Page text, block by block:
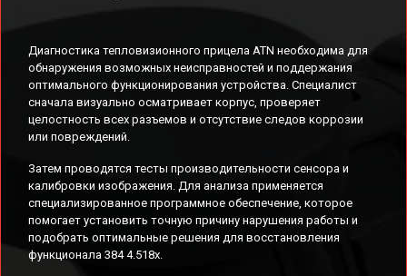
Диагностика тепловизионного прицела ATN необходима для
обнаружения возможных неисправностей и поддержания
оптимального функционирования устройства. Специалист
сначала визуально осматривает корпус, проверяет
целостность всех разъемов и отсутствие следов коррозии
или повреждений.
Затем проводятся тесты производительности сенсора и
калибровки изображения. Для анализа применяется
специализированное программное обеспечение, которое
помогает установить точную причину нарушения работы и
подобрать оптимальные решения для восстановления
функционала 384 4.518x.